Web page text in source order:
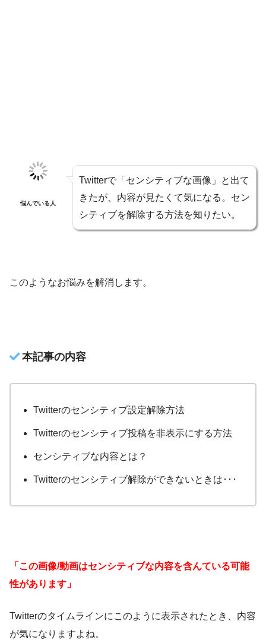
悩んでいる人
Twitterで「センシティブな画像」と出て
きたが、内容が見たくて気になる。セン
シティブを解除する方法を知りたい。
このようなお悩みを解消します。
本記事の内容
Twitterのセンシティブ設定解除方法
Twitterのセンシティブ投稿を非表示にする方法
センシティブな内容とは？
Twitterのセンシティブ解除ができないときは･･･
「この画像/動画はセンシティブな内容を含んている可能
性があります」
Twitterのタイムラインにこのように表示されたとき、内容
が気になりますよね。